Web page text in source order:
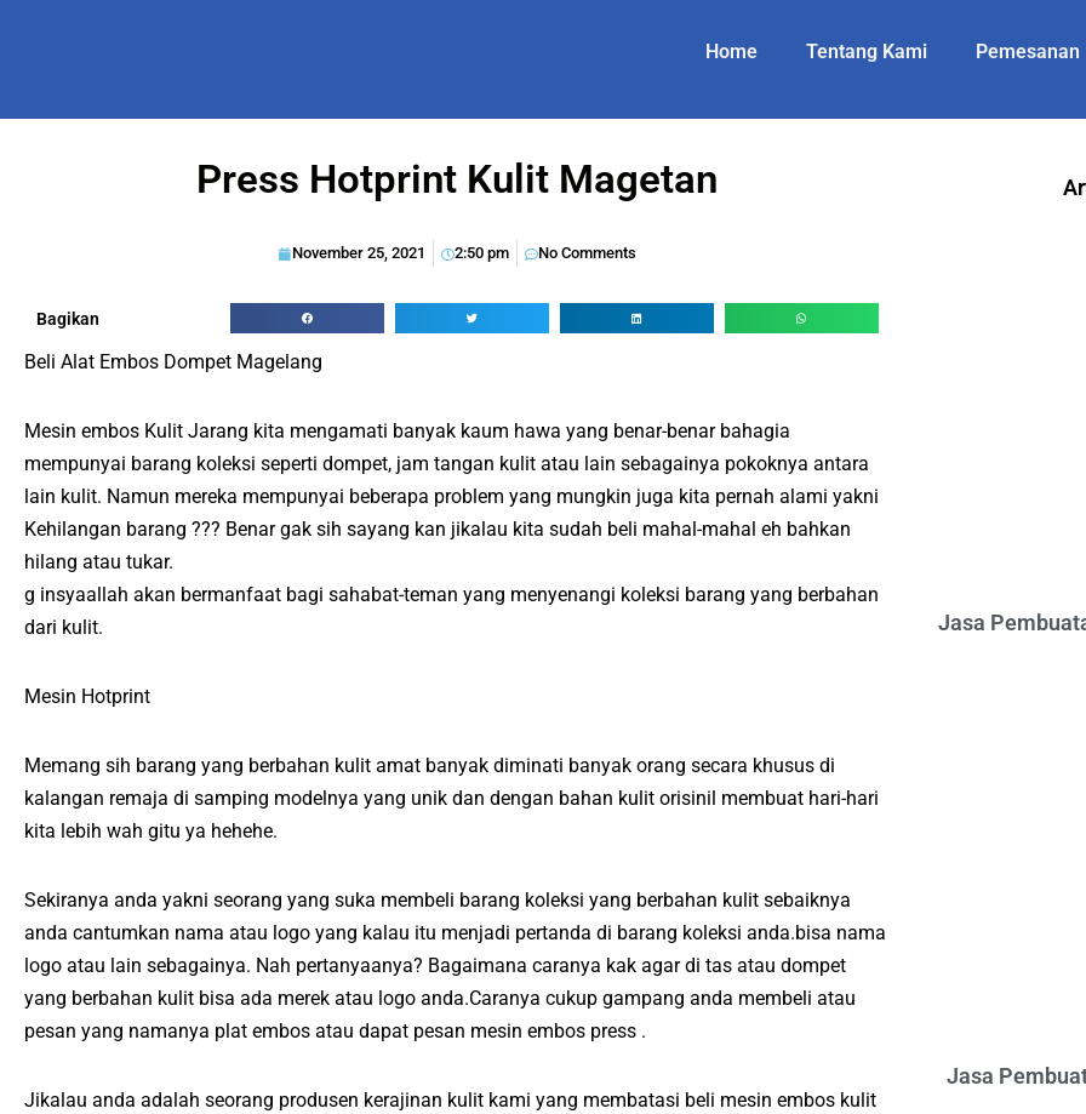
Home Tentang Kami Pemesanan
Press Hotprint Kulit Magetan
November 25, 2021 2:50 pm No Comments
Bagikan
Beli Alat Embos Dompet Magelang
Mesin embos Kulit Jarang kita mengamati banyak kaum hawa yang benar-benar bahagia
mempunyai barang koleksi seperti dompet, jam tangan kulit atau lain sebagainya pokoknya antara
lain kulit. Namun mereka mempunyai beberapa problem yang mungkin juga kita pernah alami yakni
Kehilangan barang ??? Benar gak sih sayang kan jikalau kita sudah beli mahal-mahal eh bahkan
hilang atau tukar.
g insyaallah akan bermanfaat bagi sahabat-teman yang menyenangi koleksi barang yang berbahan
dari kulit.
Mesin Hotprint
Memang sih barang yang berbahan kulit amat banyak diminati banyak orang secara khusus di
kalangan remaja di samping modelnya yang unik dan dengan bahan kulit orisinil membuat hari-hari
kita lebih wah gitu ya hehehe.
Sekiranya anda yakni seorang yang suka membeli barang koleksi yang berbahan kulit sebaiknya
anda cantumkan nama atau logo yang kalau itu menjadi pertanda di barang koleksi anda.bisa nama
logo atau lain sebagainya. Nah pertanyaanya? Bagaimana caranya kak agar di tas atau dompet
yang berbahan kulit bisa ada merek atau logo anda.Caranya cukup gampang anda membeli atau
pesan yang namanya plat embos atau dapat pesan mesin embos press .
Jikalau anda adalah seorang produsen kerajinan kulit kami yang membatasi beli mesin embos kulit
Jasa
Jasa